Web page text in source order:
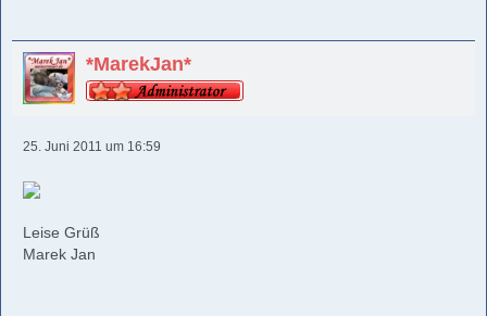
*MarekJan*
25. Juni 2011 um 16:59
Leise Grüß
Marek Jan